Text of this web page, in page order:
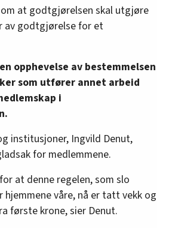
at godtgjørelsen skal utgjøre
av godtgjørelse for et
opphevelse av bestemmelsen
som utfører annet arbeid
i
institusjoner, Ingvild Denut,
for medlemmene.
at denne regelen, som slo
våre, nå er tatt vekk og
første krone, sier Denut.